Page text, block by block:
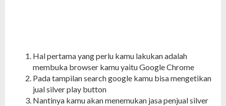
Hal pertama yang perlu kamu lakukan adalah
membuka browser kamu yaitu Google Chrome
Pada tampilan search google kamu bisa mengetikan
jual silver play button
Nantinya kamu akan menemukan jasa penjual silver